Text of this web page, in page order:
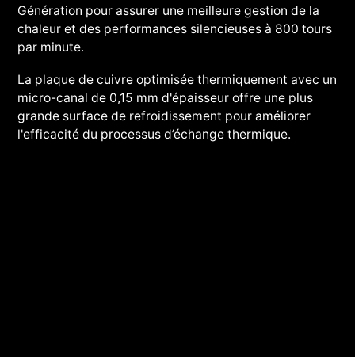
Génération pour assurer une meilleure gestion de la
chaleur et des performances silencieuses à 800 tours
par minute.
La plaque de cuivre optimisée thermiquement avec un
micro-canal de 0,15 mm d'épaisseur offre une plus
grande surface de refroidissement pour améliorer
l'efficacité du processus d’échange thermique.